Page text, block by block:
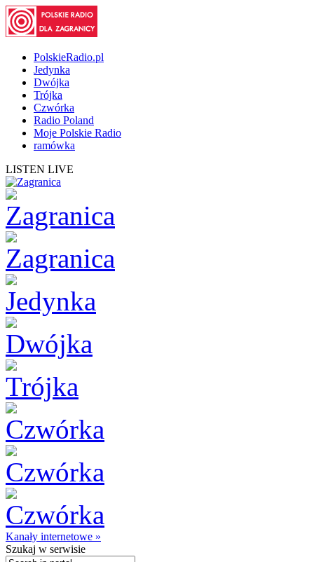
PolskieRadio.pl
Jedynka
Dwójka
Trójka
Czwórka
Radio Poland
Moje Polskie Radio
ramówka
LISTEN LIVE
Kanały internetowe »
Szukaj w serwisie